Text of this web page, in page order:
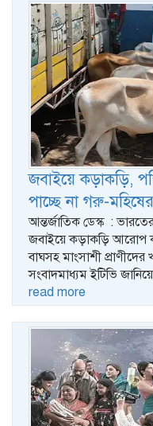
জবাইয়ে কড়াকড়ি,
পাচ্ছে না গরু-
আন্তর্জাতিক ডেস্ক :
জবাইয়ে কড়াকড়ি আরোপ
বাঘসহ মাংসাশী প্রাণীদের
সংবাদমাধ্যম ইটিভি
read more